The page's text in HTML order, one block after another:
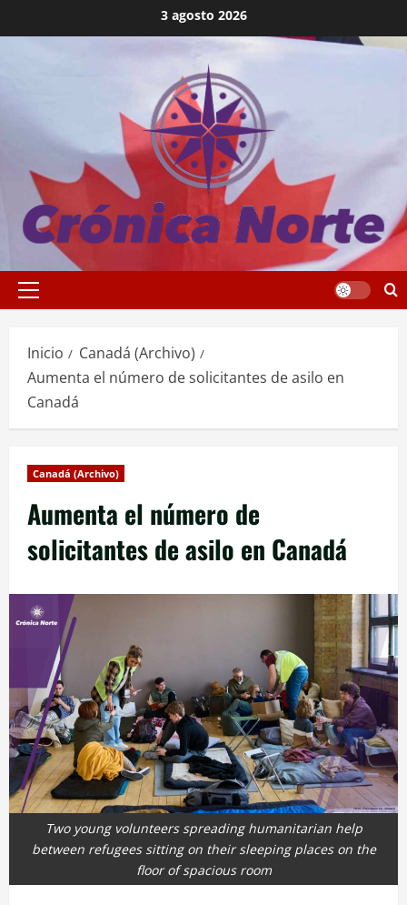
al
3 agosto 2026
Menú
Inicio
Canadá (Archivo)
Aumenta el número de solicitantes de asilo en
Canadá
Canadá (Archivo)
Aumenta el número de
solicitantes de asilo en Canadá
Two young volunteers spreading humanitarian help
between refugees sitting on their sleeping places on the
floor of spacious room